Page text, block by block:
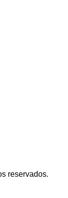
reservados.